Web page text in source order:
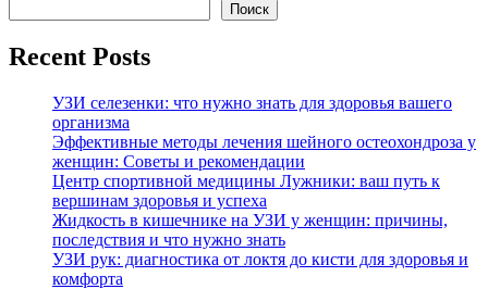
Поиск
Recent Posts
УЗИ селезенки: что нужно знать для здоровья вашего
организма
Эффективные методы лечения шейного остеохондроза у
женщин: Советы и рекомендации
Центр спортивной медицины Лужники: ваш путь к
вершинам здоровья и успеха
Жидкость в кишечнике на УЗИ у женщин: причины,
последствия и что нужно знать
УЗИ рук: диагностика от локтя до кисти для здоровья и
комфорта